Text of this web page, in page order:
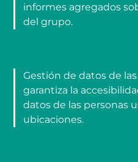
informes agregados
del grupo.
Gestión de datos de
garantiza la
datos de las personas
ubicaciones.